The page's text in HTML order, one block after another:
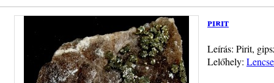
pirit
Leírás: Pirit,
Lelőhely: